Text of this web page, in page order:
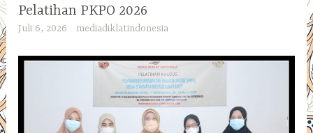
Pelatihan PKPO 2026
Juli 6, 2026 mediadiklatindonesia